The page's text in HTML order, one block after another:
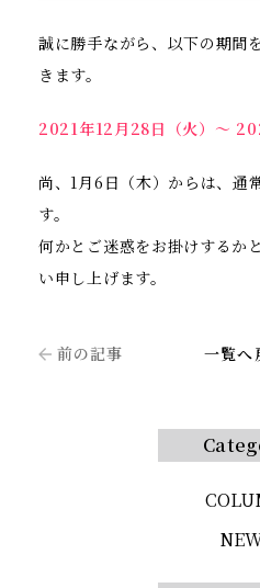
誠に勝手ながら、以下の期間
きます。
2021年12月28日（火）～
尚、1月6日（木）からは、通
す。
何かとご迷惑をお掛けするか
い申し上げます。
前の記事 一覧へ